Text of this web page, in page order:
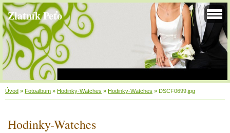
Zlatník Peťo
Úvod » Fotoalbum » Hodinky-Watches » Hodinky-Watches » DSCF0699.jpg
Hodinky-Watches